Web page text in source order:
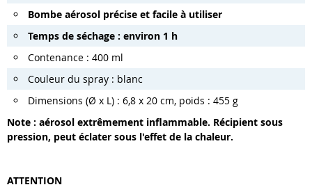
Bombe aérosol précise et facile à utiliser
Temps de séchage : environ 1 h
Contenance : 400 ml
Couleur du spray : blanc
Dimensions (Ø x L) : 6,8 x 20 cm, poids : 455 g
Note : aérosol extrêmement inflammable. Récipient sous
pression, peut éclater sous l'effet de la chaleur.
ATTENTION